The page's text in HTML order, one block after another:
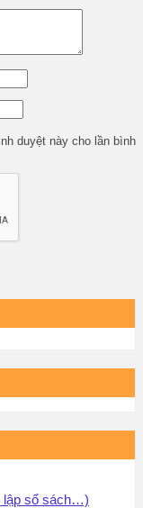
duyệt này cho lần bình
lập sổ sách…)